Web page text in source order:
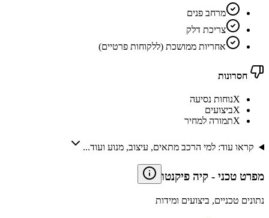
מרחב פנים
צריכת דלק
אחריות ממושכת (ללקוחות פרטיים)
חסרונות
Xנוחות נסיעה
Xביצועים
Xתמורה למחיר
קראו עוד: למי הרכב מתאים, עיצוב, מנוע ועוד...
מפרט טכני - קיה פיקנטו
נתונים טכניים, ביצועים ומידות